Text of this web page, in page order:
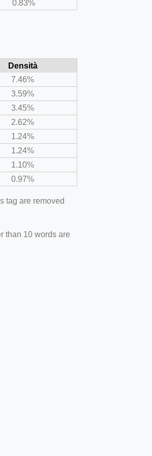
0.83%
Densità
7.46%
3.59%
3.45%
2.62%
1.24%
1.24%
1.10%
0.97%
tag are removed
than 10 words are